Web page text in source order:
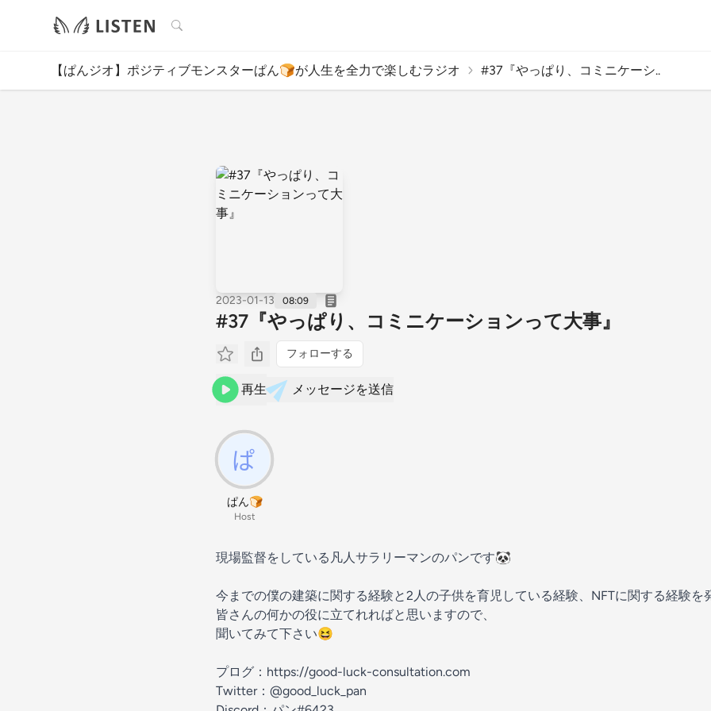
検索
【ぱんジオ】ポジティブモンスターぱん🍞が人生を全力で楽しむラジオ #37『やっぱり、コミニケーシ..
2023-01-13 08:09
#37『やっぱり、コミニケーションって大事』
フォローする
再生 メッセージを送信
ぱん🍞
Host
現場監督をしている凡人サラリーマンのパンです🐼
今までの僕の建築に関する経験と2人の子供を育児している経験、NFTに関する経験
皆さんの何かの役に立てれればと思いますので、
聞いてみて下さい😆
プログ：https://good-luck-consultation.com
Twitter：@good_luck_pan